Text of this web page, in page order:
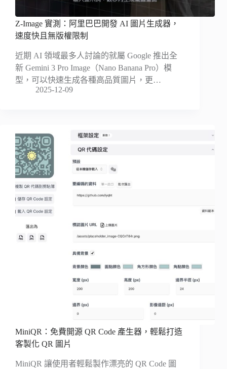
Z-Image 實測：阿里巴巴開發 AI 圖片生成器，
速度快且無版權限制
近期 AI 領域最多人討論的就屬 Google 推出全
新 Gemini 3 Pro Image（Nano Banana Pro）模
型，可以快速生成各種高品質圖片，更…
2025-12-09
MiniQR：免費開源 QR Code 產生器，輕鬆打造
客製化 QR 圖片
MiniQR 讓使用者輕鬆製作漂亮的 QR Code 圖